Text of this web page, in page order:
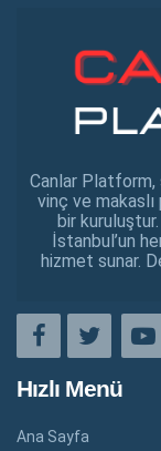
Canlar
vinç ve
bir
İstanbul’un
hizmet sunar.
Hızlı Menü
Ana Sayfa